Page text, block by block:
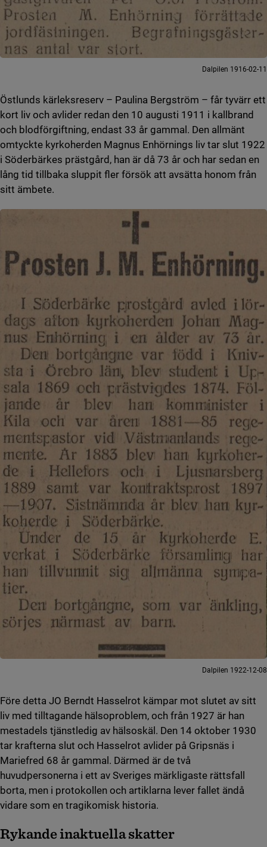
Dalpilen 1916-02-11
Östlunds kärleksreserv – Paulina Bergström – får tyvärr ett
kort liv och avlider redan den 10 augusti 1911 i kallbrand
och blodförgiftning, endast 33 år gammal. Den allmänt
omtyckte kyrkoherden Magnus Enhörnings liv tar slut 1922
i Söderbärkes prästgård, han är då 73 år och har sedan en
lång tid tillbaka sluppit fler försök att avsätta honom från
sitt ämbete.
Dalpilen 1922-12-08
Före detta JO Berndt Hasselrot kämpar mot slutet av sitt
liv med tilltagande hälsoproblem, och från 1927 är han
mestadels tjänstledig av hälsoskäl. Den 14 oktober 1930
tar krafterna slut och Hasselrot avlider på Gripsnäs i
Mariefred 68 år gammal. Därmed är de två
huvudpersonerna i ett av Sveriges märkligaste rättsfall
borta, men i protokollen och artiklarna lever fallet ändå
vidare som en tragikomisk historia.
Rykande inaktuella skatter